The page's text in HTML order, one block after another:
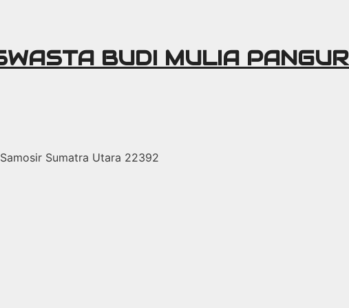
BUDI MULIA
Sumatra Utara 22392